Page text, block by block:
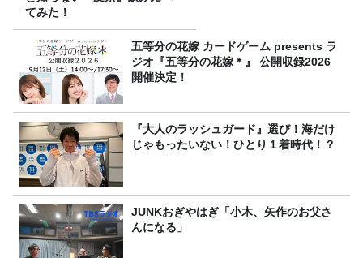
てみた！
五等分の花嫁 カードゲーム presents ラ
ジオ『五等分の花嫁＊』 公開収録2026
開催決定！
『大人のラッシュガード』選び！海だけ
じゃもったいない！ひとり１着時代！？
JUNKおぎやはぎ「小木、矢作のお父さ
んになる」